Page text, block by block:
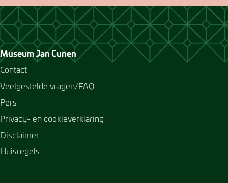
Museum Jan Cunen
Contact
Veelgestelde vragen/FAQ
Pers
Privacy- en cookieverklaring
Disclaimer
Huisregels